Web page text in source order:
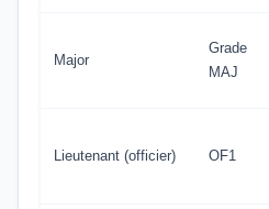
Major
Grade
MAJ
Lieutenant (officier) OF1